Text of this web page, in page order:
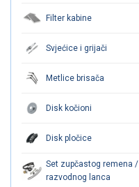
Filter kabine
Svjećice i grijači
Metlice brisača
Disk kočioni
Disk pločice
Set zupčastog remena /
razvodnog lanca